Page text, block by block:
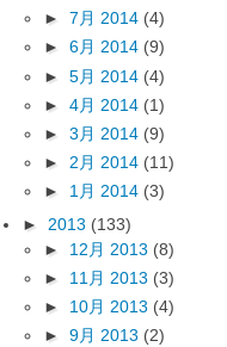
► 7月 2014 (4)
► 6月 2014 (9)
► 5月 2014 (4)
► 4月 2014 (1)
► 3月 2014 (9)
► 2月 2014 (11)
► 1月 2014 (3)
► 2013 (133)
► 12月 2013 (8)
► 11月 2013 (3)
► 10月 2013 (4)
► 9月 2013 (2)